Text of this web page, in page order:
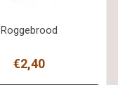
Roggebrood
€2,40